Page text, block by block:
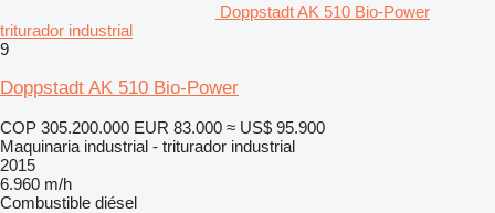
Doppstadt AK 510 Bio-Power
triturador industrial
9
Doppstadt AK 510 Bio-Power
COP 305.200.000 EUR 83.000 ≈ US$ 95.900
Maquinaria industrial - triturador industrial
2015
6.960 m/h
Combustible diésel